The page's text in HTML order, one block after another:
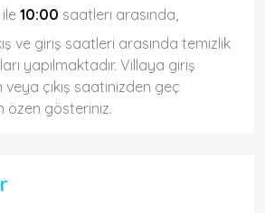
ile 10:00 saatleri arasında,
ve giriş saatleri arasında temizlik
yapılmaktadır. Villaya giriş
çıkış saatinizden geç
özen gösteriniz.